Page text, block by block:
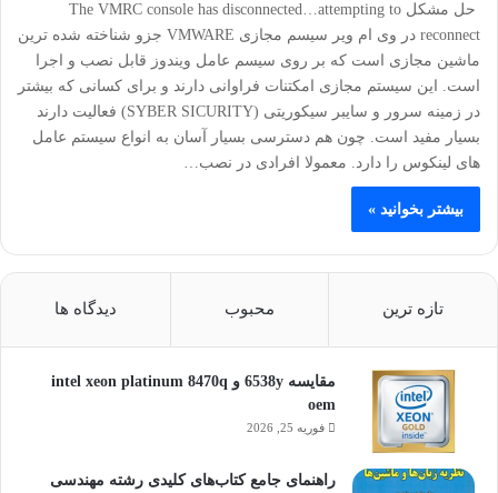
حل مشکل The VMRC console has disconnected…attempting to
reconnect در وی ام ویر سیسم مجازی VMWARE جزو شناخته شده ترین
ماشین مجازی است که بر روی سیسم عامل ویندوز قابل نصب و اجرا
است. این سیستم مجازی امکتنات فراوانی دارند و برای کسانی که بیشتر
در زمینه سرور و سایبر سیکوریتی (SYBER SICURITY) فعالیت دارند
بسیار مفید است. چون هم دسترسی بسیار آسان به انواع سیستم عامل
های لینکوس را دارد. معمولا افرادی در نصب…
بیشتر بخوانید »
تازه ترین محبوب دیدگاه ها
مقایسه 6538y و intel xeon platinum 8470q
oem
فوریه 25, 2026
راهنمای جامع کتاب‌های کلیدی رشته مهندسی